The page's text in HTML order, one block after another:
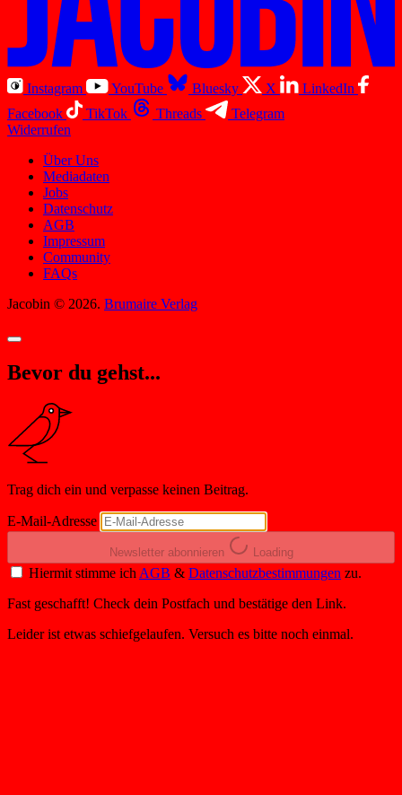
Instagram YouTube Bluesky X
LinkedIn
Facebook
TikTok Threads
Telegram
Widerrufen
Über Uns
Mediadaten
Jobs
Datenschutz
AGB
Impressum
Community
FAQs
Jacobin © 2026. Brumaire Verlag
Bevor du gehst...
Trag dich ein und verpasse keinen Beitrag.
E-Mail-Adresse
Newsletter abonnieren Loading
Hiermit stimme ich AGB & Datenschutzbestimmungen zu.
Fast geschafft! Check dein Postfach und bestätige den Link.
Leider ist etwas schiefgelaufen. Versuch es bitte noch einmal.